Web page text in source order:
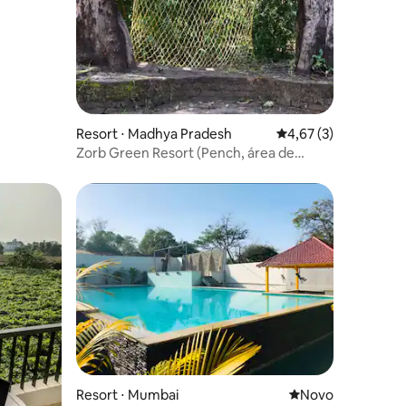
Resort ⋅ Madhya Pradesh 4,67 de uma
4,67 (3)
Zorb Green Resort (Pench, área de
Resort ⋅ Mumbai Novo lugar para
Novo